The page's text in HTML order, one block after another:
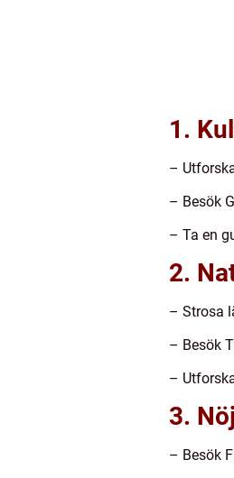
1.
–
– Besök
– Ta en
2.
– Strosa
– Besök
–
3.
– Besök